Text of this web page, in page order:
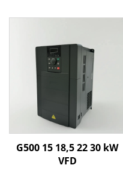
G500 15 18,5 22 30 kW
VFD